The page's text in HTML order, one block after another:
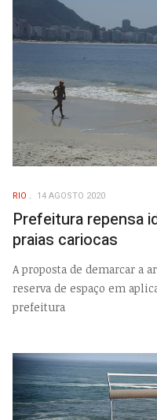
RIO 14 AGOSTO 2020
Prefeitura repensa
praias cariocas
A proposta de demarcar a
reserva de espaço em
prefeitura